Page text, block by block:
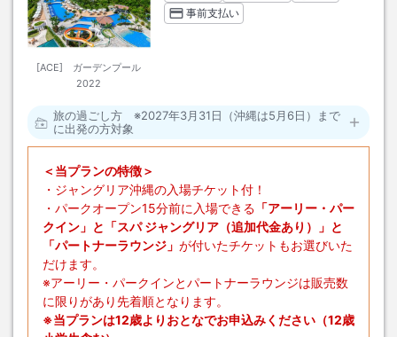
[ACE] ガーデンプール
2022
事前支払い
旅の過ごし方 ※2027年3月31日（沖縄は5月6日）まで
に出発の方対象
＜当プランの特徴＞
・ジャングリア沖縄の入場チケット付！
・パークオープン15分前に入場できる 「アーリー・パー
クイン」と「スパ ジャングリア（追加代金あり）」と
「パートナーラウンジ」 が付いたチケットもお選びいた
だけます。
※アーリー・パークインとパートナーラウンジは販売数
に限りがあり先着順となります。
※当プランは12歳よりおとなでお申込みください（12歳